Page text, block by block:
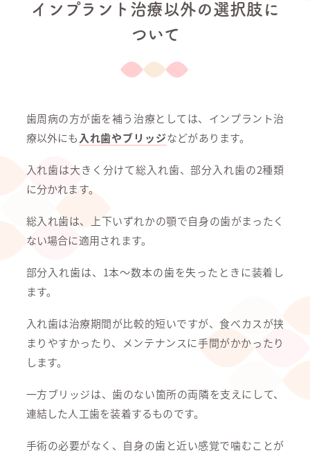
インプラント治療以外の選択肢に
ついて
歯周病の方が歯を補う治療としては、インプラント治
療以外にも 入れ歯やブリッジなどがあります。
入れ歯は大きく分けて総入れ歯、部分入れ歯の2種類
に分かれます。
総入れ歯は、上下いずれかの顎で自身の歯がまったく
ない場合に適用されます。
部分入れ歯は、1本～数本の歯を失ったときに装着し
ます。
入れ歯は治療期間が比較的短いですが、食べカスが挟
まりやすかったり、メンテナンスに手間がかかったり
します。
一方ブリッジは、歯のない箇所の両隣を支えにして、
連結した人工歯を装着するものです。
手術の必要がなく、自身の歯と近い感覚で噛むことが